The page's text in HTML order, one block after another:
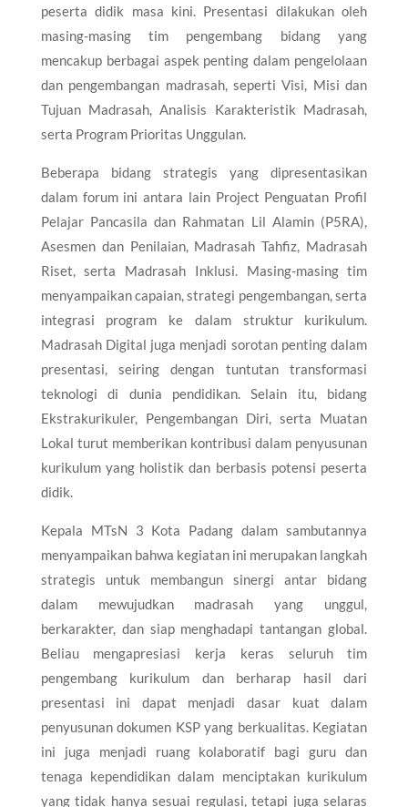
peserta didik masa kini. Presentasi dilakukan oleh
masing-masing tim pengembang bidang yang
mencakup berbagai aspek penting dalam pengelolaan
dan pengembangan madrasah, seperti Visi, Misi dan
Tujuan Madrasah, Analisis Karakteristik Madrasah,
serta Program Prioritas Unggulan.
Beberapa bidang strategis yang dipresentasikan
dalam forum ini antara lain Project Penguatan Profil
Pelajar Pancasila dan Rahmatan Lil Alamin (P5RA),
Asesmen dan Penilaian, Madrasah Tahfiz, Madrasah
Riset, serta Madrasah Inklusi. Masing-masing tim
menyampaikan capaian, strategi pengembangan, serta
integrasi program ke dalam struktur kurikulum.
Madrasah Digital juga menjadi sorotan penting dalam
presentasi, seiring dengan tuntutan transformasi
teknologi di dunia pendidikan. Selain itu, bidang
Ekstrakurikuler, Pengembangan Diri, serta Muatan
Lokal turut memberikan kontribusi dalam penyusunan
kurikulum yang holistik dan berbasis potensi peserta
didik.
Kepala MTsN 3 Kota Padang dalam sambutannya
menyampaikan bahwa kegiatan ini merupakan langkah
strategis untuk membangun sinergi antar bidang
dalam mewujudkan madrasah yang unggul,
berkarakter, dan siap menghadapi tantangan global.
Beliau mengapresiasi kerja keras seluruh tim
pengembang kurikulum dan berharap hasil dari
presentasi ini dapat menjadi dasar kuat dalam
penyusunan dokumen KSP yang berkualitas. Kegiatan
ini juga menjadi ruang kolaboratif bagi guru dan
tenaga kependidikan dalam menciptakan kurikulum
yang tidak hanya sesuai regulasi, tetapi juga selaras